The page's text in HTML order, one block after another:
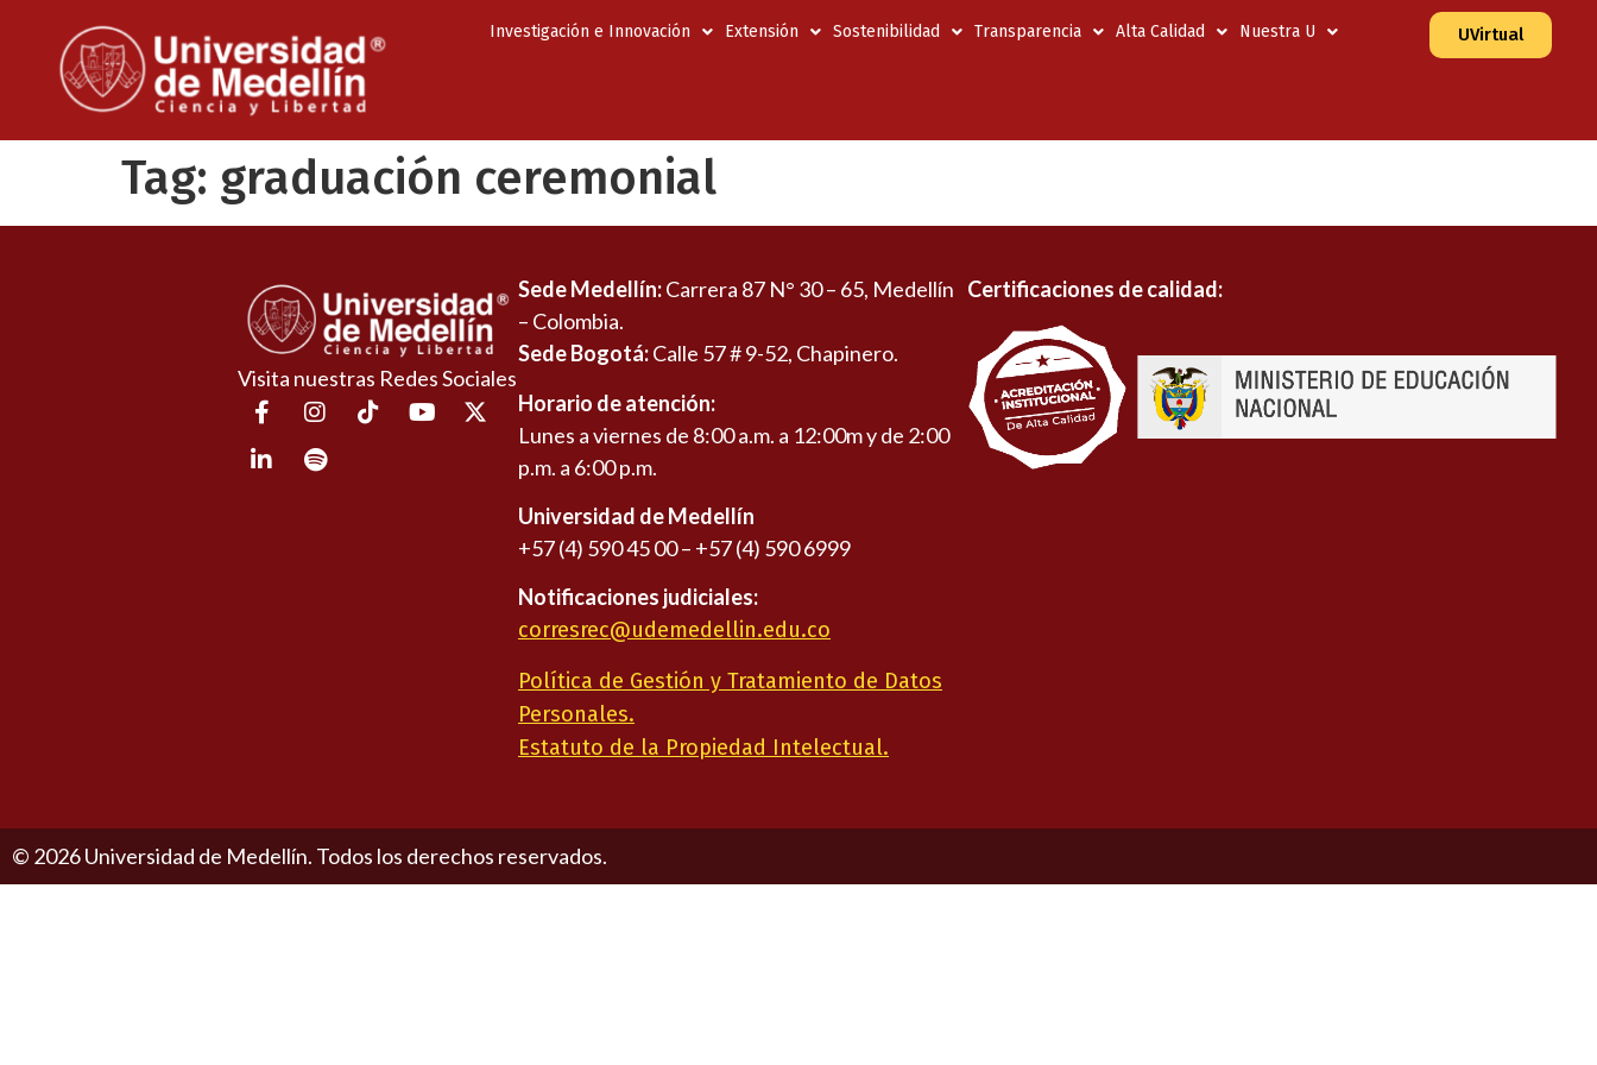
Investigación e Innovación Extensión Sostenibilidad Transparencia Alta Calidad Nuestra U UVirtual
Tag: graduación ceremonial
Visita nuestras Redes Sociales
Sede Medellín:Carrera 87 N° 30 – 65, Medellín
– Colombia.
Sede Bogotá:Calle 57 # 9-52, Chapinero.
Horario de atención:
Lunes a viernes de 8:00 a.m. a 12:00m y de 2:00
p.m. a 6:00 p.m.
Universidad de Medellín
+57 (4) 590 45 00 – +57 (4) 590 6999
Notificaciones judiciales:
corresrec@udemedellin.edu.co
Política de Gestión y Tratamiento de Datos
Personales.
Estatuto de la Propiedad Intelectual.
Certificaciones de calidad:
© 2026Universidad de Medellín. Todos los derechos reservados.